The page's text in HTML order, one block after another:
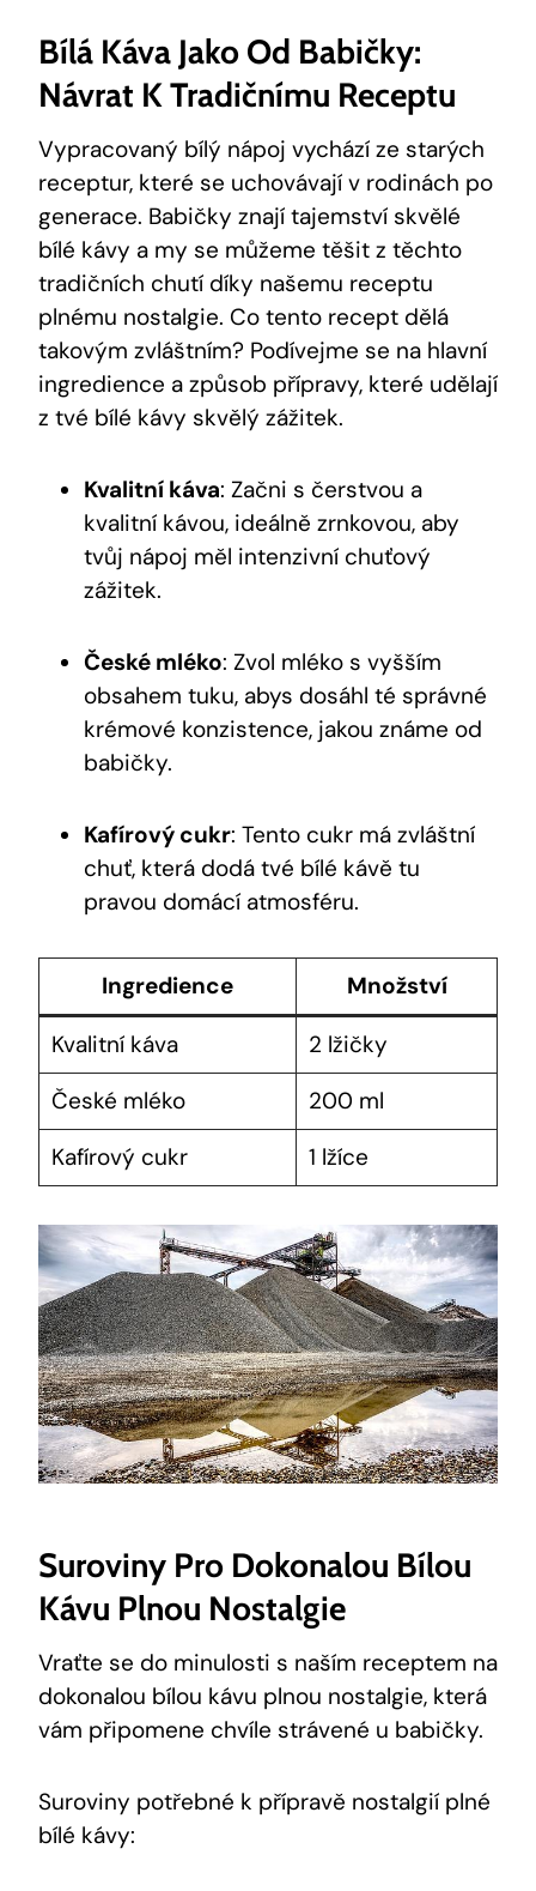
Bílá Káva Jako Od Babičky:
Návrat K Tradičnímu Receptu
Vypracovaný bílý nápoj vychází ze starých
receptur, které se uchovávají v rodinách po
generace. Babičky znají tajemství skvělé
bílé kávy a my se můžeme těšit z těchto
tradičních chutí díky našemu receptu
plnému nostalgie. Co tento recept dělá
takovým zvláštním? Podívejme se na hlavní
ingredience a způsob přípravy, které udělají
z tvé bílé kávy skvělý zážitek.
Kvalitní káva: Začni s čerstvou a
kvalitní kávou, ideálně zrnkovou, aby
tvůj nápoj měl intenzivní chuťový
zážitek.
České mléko: Zvol mléko s vyšším
obsahem tuku, abys dosáhl té správné
krémové konzistence, jakou známe od
babičky.
Kafírový cukr: Tento cukr má zvláštní
chuť, která dodá tvé bílé kávě tu
pravou domácí atmosféru.
Ingredience
Množství
Kvalitní káva
2 lžičky
České mléko
200 ml
Kafírový cukr
1 lžíce
Suroviny Pro Dokonalou Bílou
Kávu Plnou Nostalgie
Vraťte se do minulosti s naším receptem na
dokonalou bílou kávu plnou nostalgie, která
vám připomene chvíle strávené u babičky.
Suroviny potřebné k přípravě nostalgií plné
bílé kávy: